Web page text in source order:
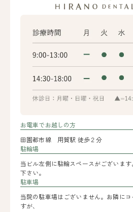
お電車でお越しの方
田園都市線 用賀駅 徒歩２分
駐輪場
当ビル左側に駐輪スペースがございま
下さい。
駐車場
当院の駐車場はございません。お隣に
すが、